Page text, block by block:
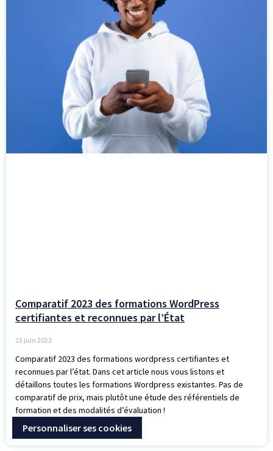
Comparatif 2023 des formations WordPress
certifiantes et reconnues par l’État
13 juin 2023
Comparatif 2023 des formations wordpress certifiantes et
reconnues par l’état. Dans cet article nous vous listons et
détaillons toutes les formations Wordpress existantes. Pas de
comparatif de prix, mais plutôt une étude des référentiels de
formation et des modalités d’évaluation !
Lire l'article
Personnaliser ses cookies